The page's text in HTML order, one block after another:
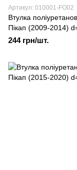
Артикул: 010001-FO02
Втулка
Пікап (2009-2014)
244 грн/шт.